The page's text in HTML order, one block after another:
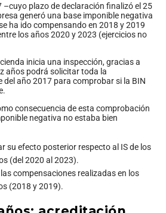
–cuyo plazo de declaración finalizó el 25
generó una base imponible negativa
ha ido compensando en 2018 y 2019
los años 2020 y 2023 (ejercicios no
inicia una inspección, gracias a
años podrá solicitar toda la
año 2017 para comprobar si la BIN
consecuencia de esta comprobación
negativa no estaba bien
su efecto posterior respecto al IS de los
(del 2020 al 2023).
compensaciones realizadas en los
(2018 y 2019).